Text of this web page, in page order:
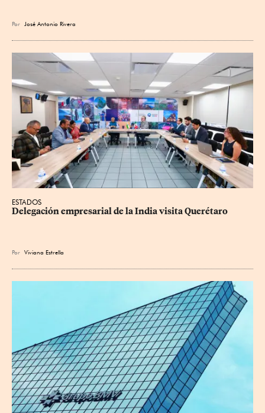
Por José Antonio Rivera
ESTADOS
Delegación empresarial de la India visita Querétaro
Por Viviana Estrella